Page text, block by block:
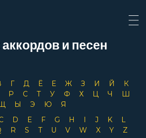
и песен
Г Д Ё Е Ж З И Й
К
Р С Т У Ф Х Ц Ч
Ш
Ы Э Ю
Я
D E F G H I J K
L
R S T U V W X Y Z